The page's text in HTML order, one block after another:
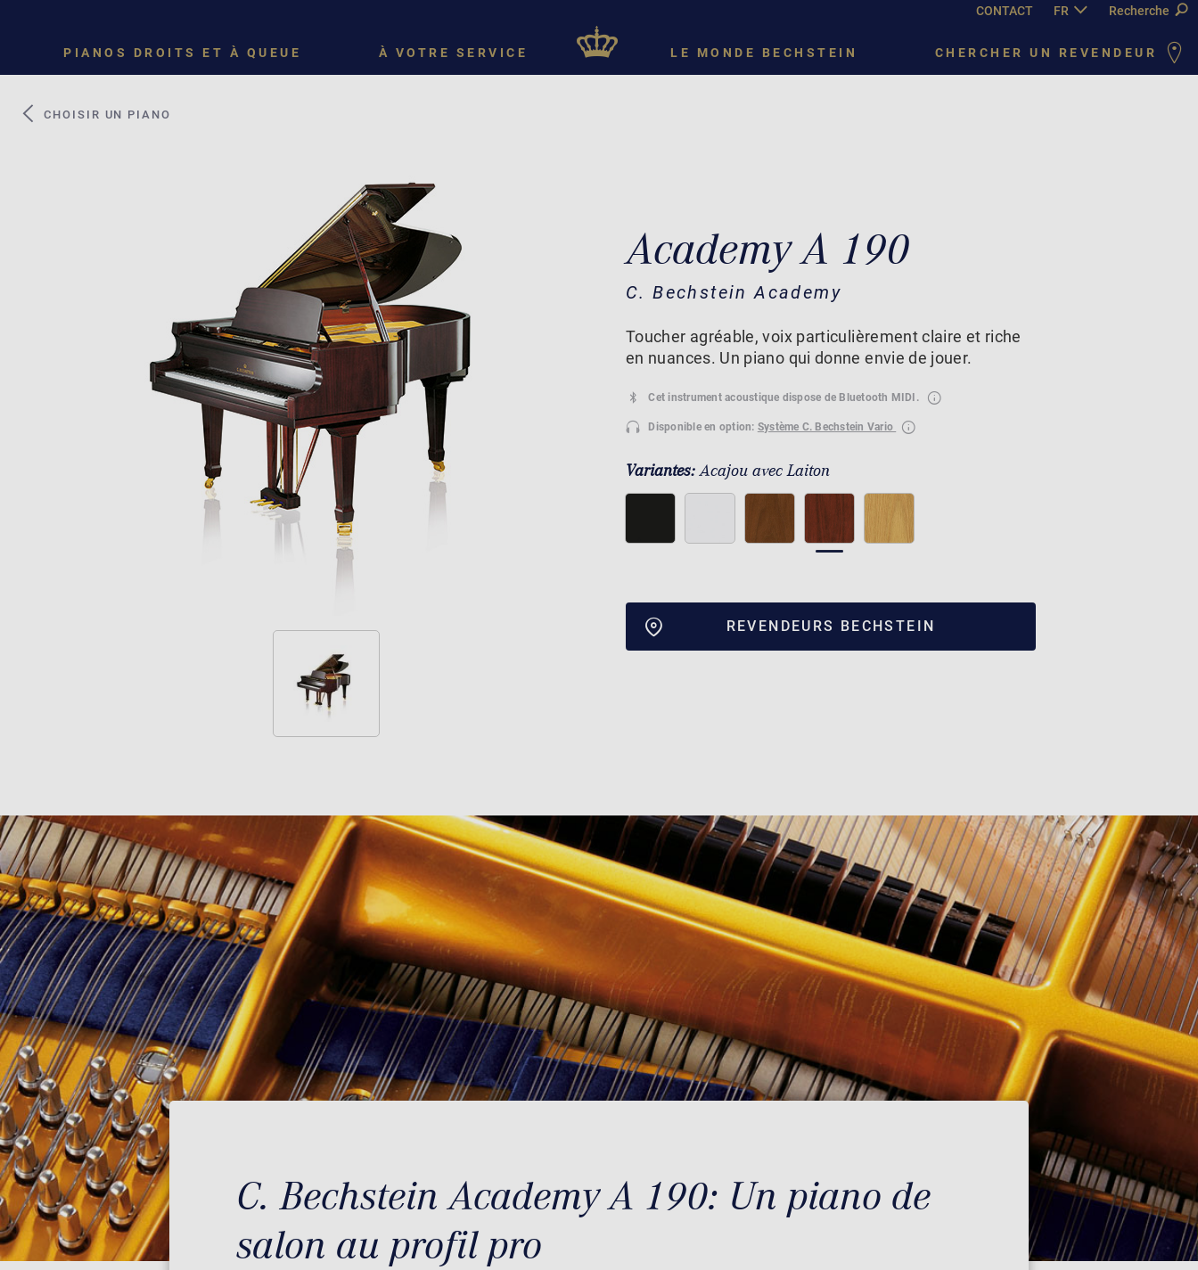
CONTACT FR DE EN PY
Recherche
PIANOS DROITS ET À QUEUE À VOTRE SERVICE LE MONDE BECHSTEIN CHERCHER UN REVENDEUR
CHOISIR UN PIANO
Academy A 190
C. Bechstein Academy
Toucher agréable, voix particulièrement claire et riche
en nuances. Un piano qui donne envie de jouer.
Cet instrument acoustique dispose de Bluetooth MIDI.
Disponible en option: Système C. Bechstein Vario
Variantes:Acajou avec Laiton
REVENDEURS BECHSTEIN
C. Bechstein Academy A 190: Un piano de
salon au profil pro